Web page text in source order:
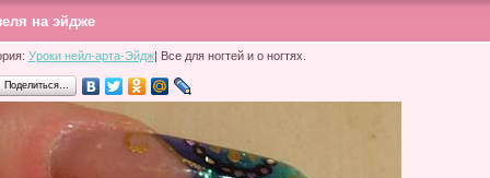
на эйдже
Уроки нейл-арта-Эйдж| Все для ногтей и о ногтях.
Поделиться…